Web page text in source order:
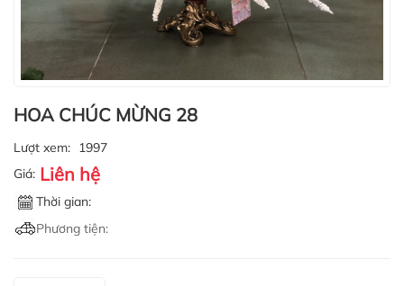
HOA CHÚC MỪNG 28
Lượt xem: 1997
Giá: Liên hệ
Thời gian:
Phương tiện: